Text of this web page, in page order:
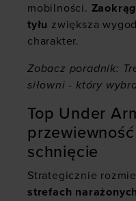
mobilności.
tyłu zwiększa
charakter.
Zobacz poradnik:
siłowni - który
Top Under
schnięcie
Strategicznie
strefach